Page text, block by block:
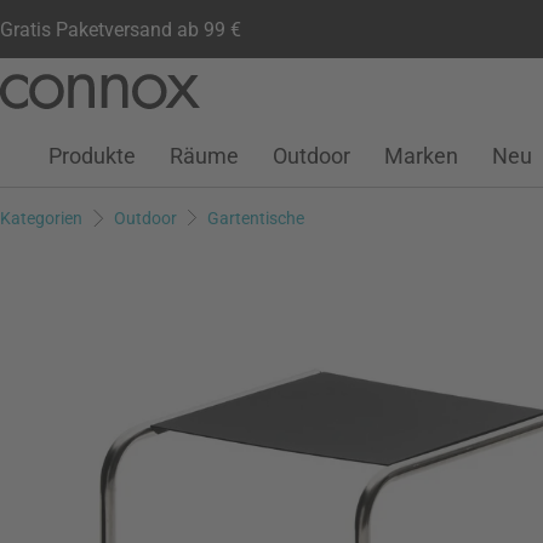
Gratis Paketversand ab 99 €
Seiteninhalt
Suchfeld
Kundenkonto
Wunschliste
Warenkorb
Produkte Räume Outdoor Marken Neu
Kategorien Outdoor Gartentische